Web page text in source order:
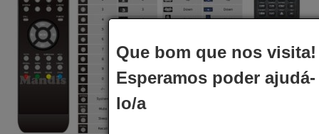
Que bom que nos visita!
Esperamos poder ajudá-
lo/a